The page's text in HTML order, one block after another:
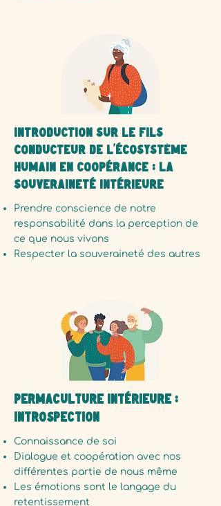
Introduction sur le fils
conducteur de l'écosystème
humain en coopérance : la
souveraineté intérieure
Prendre conscience de notre
responsabilité dans la perception de
ce que nous vivons
Respecter la souveraineté des autres
Permaculture Intérieure :
Introspection
Connaissance de soi
Dialogue et coopération avec nos
différentes partie de nous même
Les émotions sont le langage du
retentissement